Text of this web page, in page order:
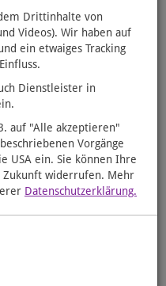
Drittinhalte von
Videos). Wir haben auf
ein etwaiges Tracking
Dienstleister in
auf "Alle akzeptieren"
Vorgänge
USA ein. Sie können Ihre
widerrufen. Mehr
Datenschutzerklärung.
Sachbücher, Ratgeber,
kleine Geschenkideen und
für den nächsten Tag zur
liefern. Damit tun Sie auch
Denn die Ware wird in
über Nacht in unsere
Stöbern!